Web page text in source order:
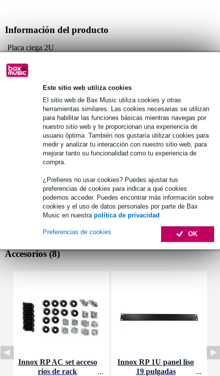
Este sitio web utiliza cookies
El sitio web de Bax Music utiliza cookies y otras
herramientas similares. Las cookies necesarias se utilizan
para habilitar las funciones básicas mientras navegas por
nuestro sitio web y te proporcionan una experiencia de
usuario óptima. También nos gustaría utilizar cookies para
medir y analizar tu interacción con nuestro sitio web, para
mejorar tanto su funcionalidad como tu experiencia de
compra.
¿Prefieres no usar cookies? Puedes ajustar tus
preferencias de cookies para indicar a qué cookies
podemos acceder. Puedes encontrar más información sobre
cookies y el uso de datos personales por parte de Bax
Music en nuestra política de privacidad
OK
Preferencias de cookies
Información del producto
Placa ciega 2U
plana, sin bordes doblados
Especificaciones completas
Véase también (1)
Accesorios (8)
Innox RP AC set acceso
rios de rack
Innox RP 1U panel liso
19 pulgadas